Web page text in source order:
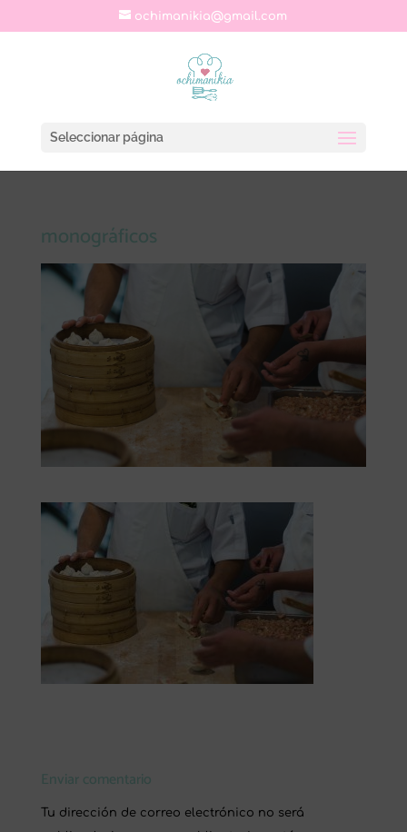
ochimanikia@gmail.com
Seleccionar página
monográficos
Enviar comentario
Tu dirección de correo electrónico no será